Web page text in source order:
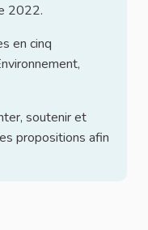
2022.
en cinq
soutenir et
propositions afin